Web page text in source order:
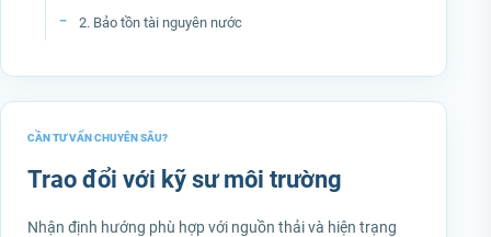
2. Bảo tồn tài nguyên nước
CẦN TƯ VẤN CHUYÊN SÂU?
Trao đổi với kỹ sư môi trường
Nhận định hướng phù hợp với nguồn thải và hiện trạng